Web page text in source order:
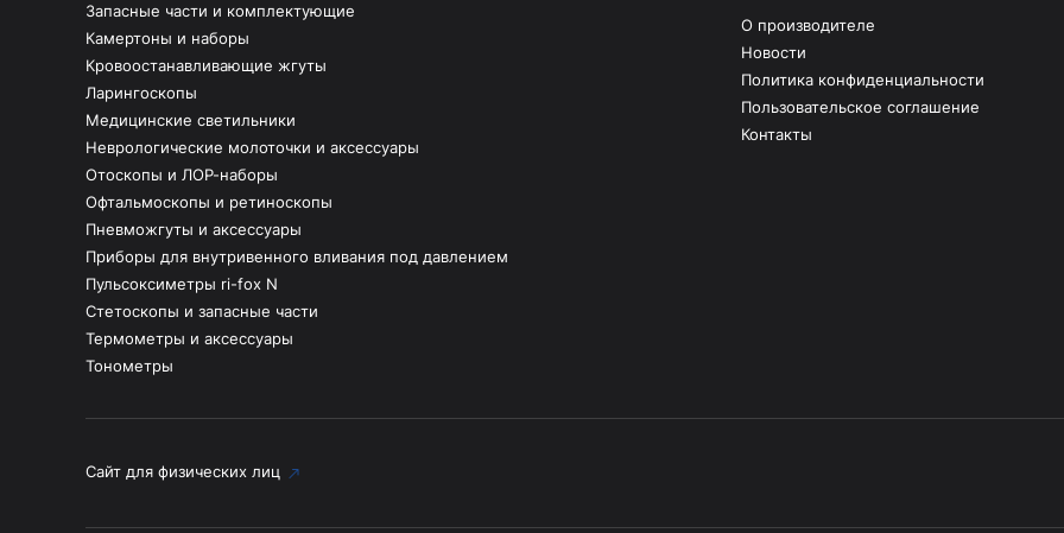
Запасные части и комплектующие
Камертоны и наборы
Кровоостанавливающие жгуты
Ларингоскопы
Медицинские светильники
Неврологические молоточки и аксессуары
Отоскопы и ЛОР-наборы
Офтальмоскопы и ретиноскопы
Пневможгуты и аксессуары
Приборы для внутривенного вливания под давлением
Пульсоксиметры ri-fox N
Стетоскопы и запасные части
Термометры и аксессуары
Тонометры
О производителе
Новости
Политика конфиденциальности
Пользовательское соглашение
Контакты
Сайт для физических лиц